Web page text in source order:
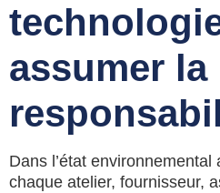
assumer la
Dans l’état
chaque atelier, fournisseur,